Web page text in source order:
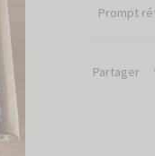
Prompt
Partager